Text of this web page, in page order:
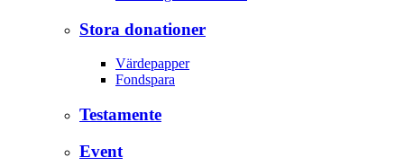
Stora donationer
Värdepapper
Fondspara
Testamente
Event